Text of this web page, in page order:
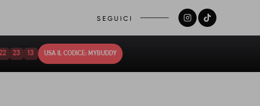
SEGUICI
23 12 USA IL CODICE: MYBUDDY